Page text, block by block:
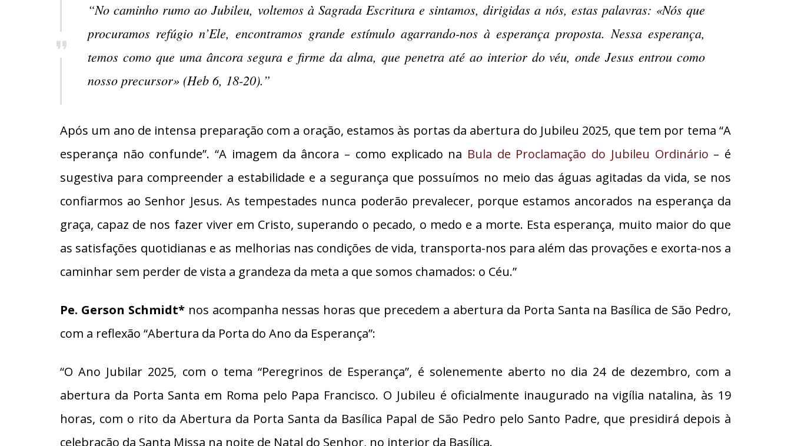
“No caminho rumo ao Jubileu, voltemos à Sagrada Escritura e sintamos, dirigidas a nós, estas palavras: «Nós que
procuramos refúgio n’Ele, encontramos grande estímulo agarrando-nos à esperança proposta. Nessa esperança,
temos como que uma âncora segura e firme da alma, que penetra até ao interior do véu, onde Jesus entrou como
nosso precursor» (Heb 6, 18-20).”
Após um ano de intensa preparação com a oração, estamos às portas da abertura do Jubileu 2025, que tem por tema “A
esperança não confunde”. “A imagem da âncora – como explicado na Bula de Proclamação do Jubileu Ordinário – é
sugestiva para compreender a estabilidade e a segurança que possuímos no meio das águas agitadas da vida, se nos
confiarmos ao Senhor Jesus. As tempestades nunca poderão prevalecer, porque estamos ancorados na esperança da
graça, capaz de nos fazer viver em Cristo, superando o pecado, o medo e a morte. Esta esperança, muito maior do que
as satisfações quotidianas e as melhorias nas condições de vida, transporta-nos para além das provações e exorta-nos a
caminhar sem perder de vista a grandeza da meta a que somos chamados: o Céu.”
Pe. Gerson Schmidt*nos acompanha nessas horas que precedem a abertura da Porta Santa na Basílica de São Pedro,
com a reflexão “Abertura da Porta do Ano da Esperança”:
“O Ano Jubilar 2025, com o tema “Peregrinos de Esperança”, é solenemente aberto no dia 24 de dezembro, com a
abertura da Porta Santa em Roma pelo Papa Francisco. O Jubileu é oficialmente inaugurado na vigília natalina, às 19
horas, com o rito da Abertura da Porta Santa da Basílica Papal de São Pedro pelo Santo Padre, que presidirá depois à
celebração da Santa Missa na noite de Natal do Senhor, no interior da Basílica.